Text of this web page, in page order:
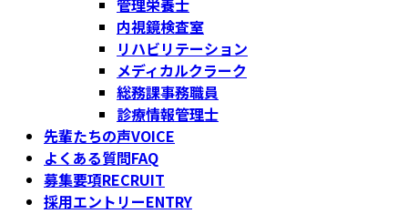
管理栄養士
内視鏡検査室
リハビリテーション
メディカルクラーク
総務課事務職員
診療情報管理士
先輩たちの声VOICE
よくある質問FAQ
募集要項RECRUIT
採用エントリーENTRY